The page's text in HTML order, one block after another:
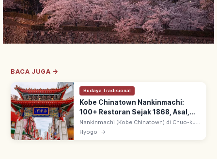
BACA JUGA →
Budaya Tradisional
Kobe Chinatown Nankinmachi:
100+ Restoran Sejak 1868, Asal,
Rasa dan Tips Makan
Nankinmachi (Kobe Chinatown) di Chuo-ku,
Hyogo: berkembang sejak Pelabuhan Kobe
dibuka 1868. 100+ restoran di area 200×110
Hyogo →